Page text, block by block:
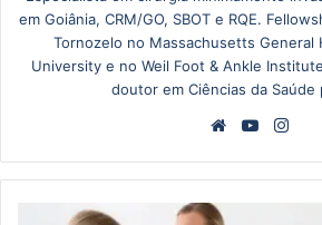
em Goiânia, CRM/GO, SBOT e RQE.
Tornozelo no Massachusetts General
University e no Weil Foot & Ankle
doutor em Ciências da Saúde
WebsiteYouTube